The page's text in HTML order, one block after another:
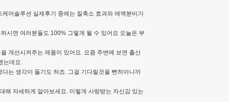
어솔루션 실제후기 중에는 질축소 효과와 애액분비가
시면 여러분들도 100% 그렇게 될 수 있어요 오늘은 부
개선시켜주는 제품이 있어요. 요즘 주변에 보면 출산
는데요.
는 생각이 들기도 하죠. 그걸 기다릴것을 뻔히아니까
해 자세하게 알아보세요. 이렇게 사랑받는 자신감 있는